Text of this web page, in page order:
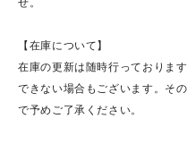
【在庫について】
在庫の更新は随時行っておりま
できない場合もございます。そ
で予めご了承ください。